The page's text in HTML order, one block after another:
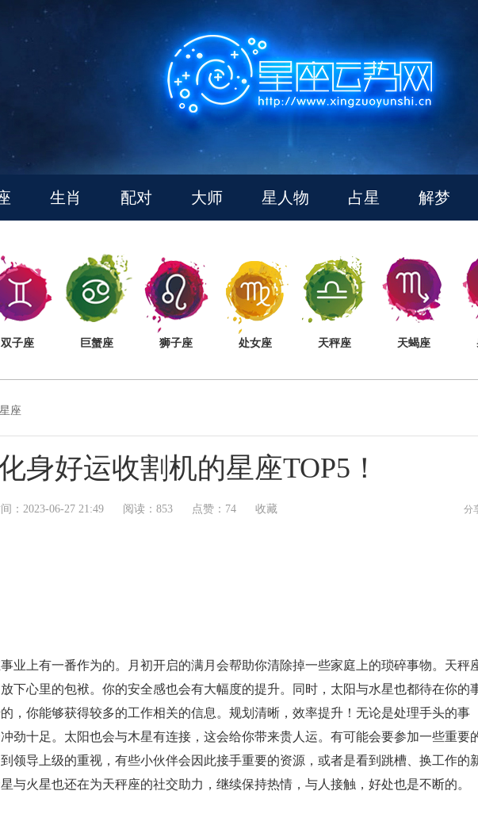
生肖 配对 大师 星人物 占星 解梦
双子座 巨蟹座 狮子座 处女座 天秤座 天蝎座
星座
身好运收割机的星座TOP5！
： 2023-06-27 21:49 阅读： 853 点赞： 74 收藏 分
业上有一番作为的。月初开启的满月会帮助你清除掉一些家庭上的琐碎事物。天秤
下心里的包袱。你的安全感也会有大幅度的提升。同时，太阳与水星也都待在你的
，你能够获得较多的工作相关的信息。规划清晰，效率提升！无论是处理手头的事
劲十足。太阳也会与木星有连接，这会给你带来贵人运。有可能会要参加一些重要
领导上级的重视，有些小伙伴会因此接手重要的资源，或者是看到跳槽、换工作的
与火星也还在为天秤座的社交助力，继续保持热情，与人接触，好处也是不断的。